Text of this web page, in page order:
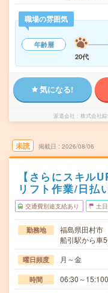
職場の雰囲気
年齢層
20代
気になる!
派遣会社 株式会社
未読 掲載日 2026/08/06
【さらにスキル
リフト作業/日払
交通費別途支給あり 土
勤務地
福島県田村市
船引駅から車
曜日頻度 月～金
時間 06:30～